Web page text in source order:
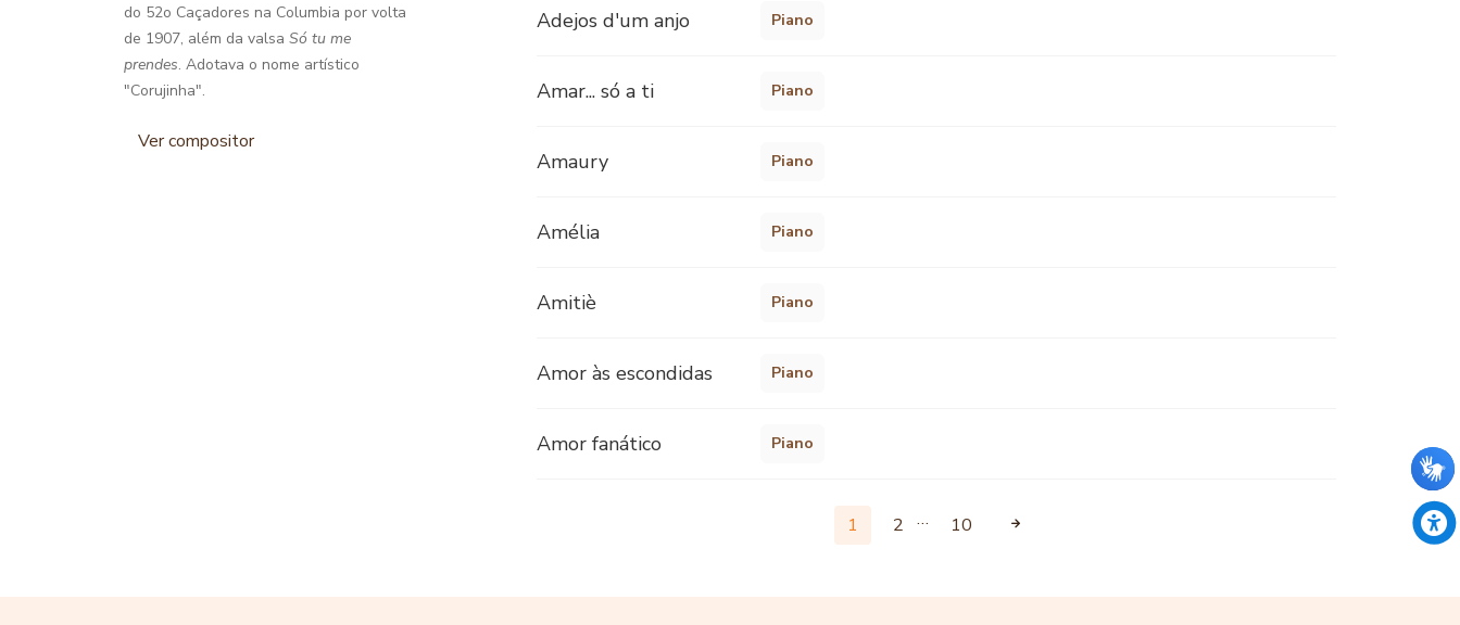
do 52o Caçadores na Columbia por volta
de 1907, além da valsa Só tu me
prendes. Adotava o nome artístico
"Corujinha".
Ver compositor
Adejos d'um anjo Piano
Amar... só a ti Piano
Amaury Piano
Amélia Piano
Amitiè Piano
Amor às escondidas Piano
Amor fanático Piano
1 2 … 10